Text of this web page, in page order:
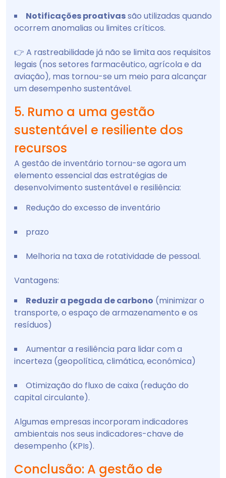
Notificações proativassão utilizadas quando
ocorrem anomalias ou limites críticos.
👉 A rastreabilidade já não se limita aos requisitos
legais (nos setores farmacêutico, agrícola e da
aviação), mas tornou-se um meio para alcançar
um desempenho sustentável.
5. Rumo a uma gestão
sustentável e resiliente dos
recursos
A gestão de inventário tornou-se agora um
elemento essencial das estratégias de
desenvolvimento sustentável e resiliência:
Redução do excesso de inventário
prazo
Melhoria na taxa de rotatividade de pessoal.
Vantagens:
Reduzir a pegada de carbono (minimizar o
transporte, o espaço de armazenamento e os
resíduos)
Aumentar a resiliência para lidar com a
incerteza (geopolítica, climática, económica)
Otimização do fluxo de caixa (redução do
capital circulante).
Algumas empresas incorporam indicadores
ambientais nos seus indicadores-chave de
desempenho (KPIs).
Conclusão: A gestão de